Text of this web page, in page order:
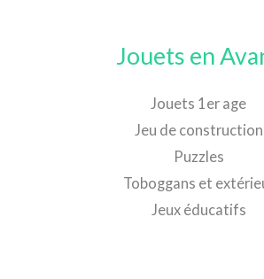
Jouets en
Jouets 1er age
Jeu de construction
Puzzles
Toboggans et
Jeux éducatifs